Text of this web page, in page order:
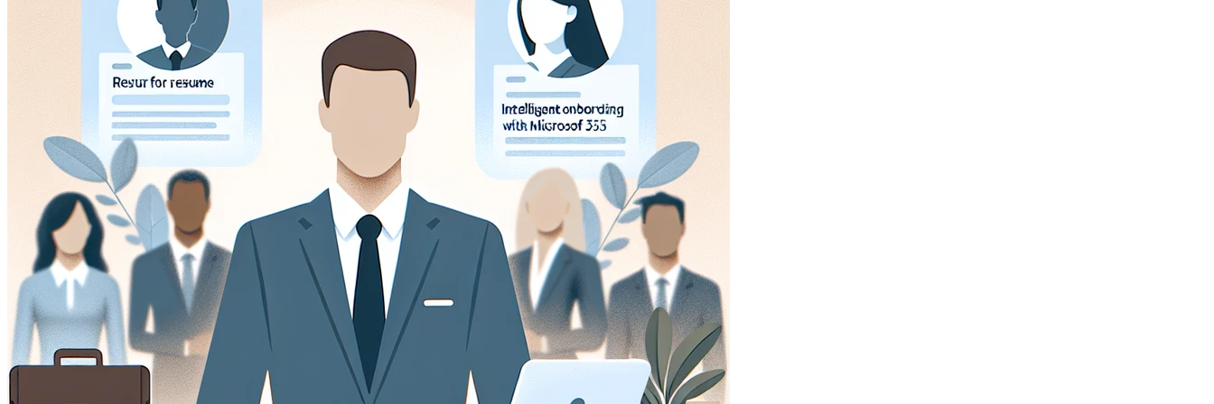
visitatori si muovono intorno al sito.
Cookie Marketing
Questi cookie possono essere impostati attraverso il nostro sito dai nostri partner pubblicitari. Possono essere
utilizzati da quelle aziende per costruire un profilo dei tuoi interessi e mostrarti annunci pertinenti su altri siti.
Cookie Preferenze
Questi cookie permettono al sito web di ricordare le scelte che fai (come il tuo nome utente, lingua o la
regione in cui ti trovi) e forniscono funzionalità migliorate e più personali.
Salva preferenze Accetta tutti Solo necessari